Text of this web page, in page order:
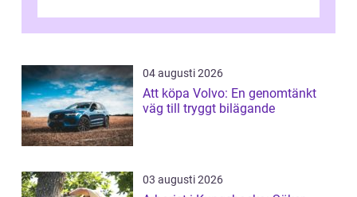
04 augusti 2026
Att köpa Volvo: En genomtänkt
väg till tryggt bilägande
03 augusti 2026